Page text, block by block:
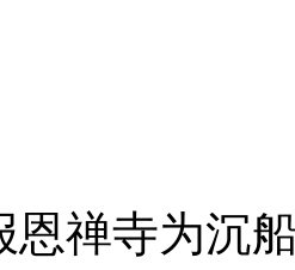
寺为沉船